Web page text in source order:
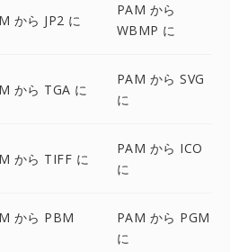
から JP2 に
PAM から
WBMP に
から TGA に
PAM から SVG
に
から TIFF に
PAM から ICO
に
から PBM
PAM から PGM
に